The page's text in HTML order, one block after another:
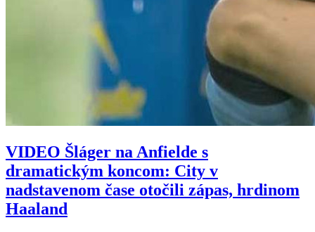
VIDEO Šláger na Anfielde s
dramatickým koncom: City v
nadstavenom čase otočili zápas, hrdinom
Haaland